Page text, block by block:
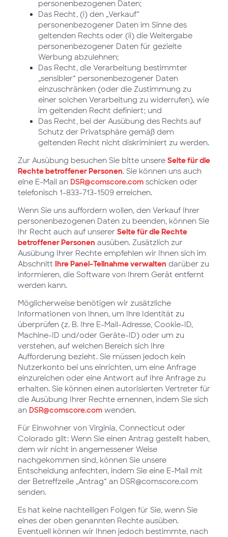
personenbezogenen Daten;
Das Recht, (i) den „Verkauf“
personenbezogener Daten im Sinne des
geltenden Rechts oder (ii) die Weitergabe
personenbezogener Daten für gezielte
Werbung abzulehnen;
Das Recht, die Verarbeitung bestimmter
„sensibler“ personenbezogener Daten
einzuschränken (oder die Zustimmung zu
einer solchen Verarbeitung zu widerrufen), wie
im geltenden Recht definiert; und
Das Recht, bei der Ausübung des Rechts auf
Schutz der Privatsphäre gemäß dem
geltenden Recht nicht diskriminiert zu werden.
Zur Ausübung besuchen Sie bitte unsere Seite für die
Rechte betroffener Personen. Sie können uns auch
eine E-Mail an DSR@comscore.com schicken oder
telefonisch 1-833-713-1509 erreichen.
Wenn Sie uns auffordern wollen, den Verkauf Ihrer
personenbezogenen Daten zu beenden, können Sie
Ihr Recht auch auf unserer Seite für die Rechte
betroffener Personen ausüben. Zusätzlich zur
Ausübung Ihrer Rechte empfehlen wir Ihnen sich im
Abschnitt Ihre Panel-Teilnahme verwalten darüber zu
informieren, die Software von Ihrem Gerät entfernt
werden kann.
Möglicherweise benötigen wir zusätzliche
Informationen von Ihnen, um Ihre Identität zu
überprüfen (z. B. Ihre E-Mail-Adresse, Cookie-ID,
Machine-ID und/oder Geräte-ID) oder um zu
verstehen, auf welchen Bereich sich Ihre
Aufforderung bezieht. Sie müssen jedoch kein
Nutzerkonto bei uns einrichten, um eine Anfrage
einzureichen oder eine Antwort auf Ihre Anfrage zu
erhalten. Sie können einen autorisierten Vertreter für
die Ausübung Ihrer Rechte ernennen, indem Sie sich
an DSR@comscore.com wenden.
Für Einwohner von Virginia, Connecticut oder
Colorado gilt: Wenn Sie einen Antrag gestellt haben,
dem wir nicht in angemessener Weise
nachgekommen sind, können Sie unsere
Entscheidung anfechten, indem Sie eine E-Mail mit
der Betreffzeile „Antrag“ an DSR@comscore.com
senden.
Es hat keine nachteiligen Folgen für Sie, wenn Sie
eines der oben genannten Rechte ausüben.
Eventuell können wir Ihnen jedoch bestimmte, nach